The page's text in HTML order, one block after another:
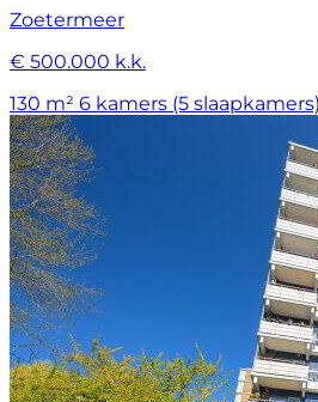
Zoetermeer
€ 500.000 k.k.
130 m² 6 kamers (5 slaapkamers)